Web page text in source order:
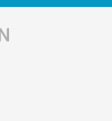
ジデザイン・グラ